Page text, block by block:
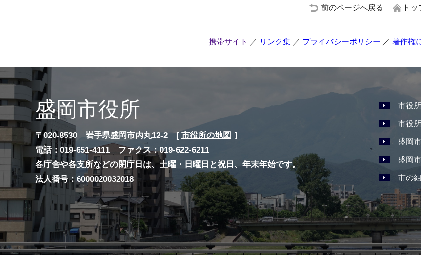
前のページへ戻る ト
携帯サイト リンク集 プライバシーポリシー 著作権
盛岡市役所
〒020-8530 岩手県盛岡市内丸12-2 [ 市役所の地図 ］
電話：019-651-4111 ファクス：019-622-6211
各庁舎や各支所などの閉庁日は、土曜・日曜日と祝日、年末年始です。
法人番号：6000020032018
市役
市役
盛岡
盛岡
市の